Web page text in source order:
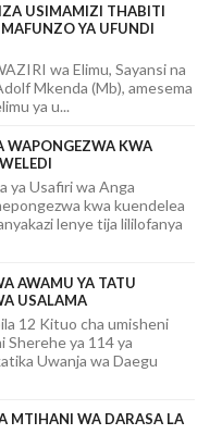
USIMAMIZI THABITI
YA UFUNDI
wa Elimu, Sayansi na
Mkenda (Mb), amesema
ya u...
WAPONGEZWA KWA
ya Usafiri wa Anga
kwa kuendelea
lenye tija lililofanya
AWAMU YA TATU
USALAMA
12 Kituo cha umisheni
Sherehe ya 114 ya
Uwanja wa Daegu
MTIHANI WA DARASA LA